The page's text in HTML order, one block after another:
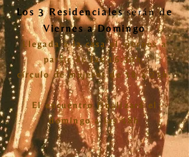
Los 3 Residencialesserán de
Viernes a Domingo
Llegada a lacasael viernesa
partir de las 16:30h,
círculo de mujeres de 18 a 21h.
El encuentro finalizará el
domingo a las 18h